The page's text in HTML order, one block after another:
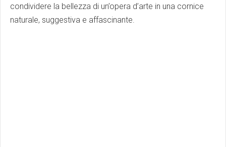
condividere la bellezza di un’opera d’arte in una cornice
naturale, suggestiva e affascinante.